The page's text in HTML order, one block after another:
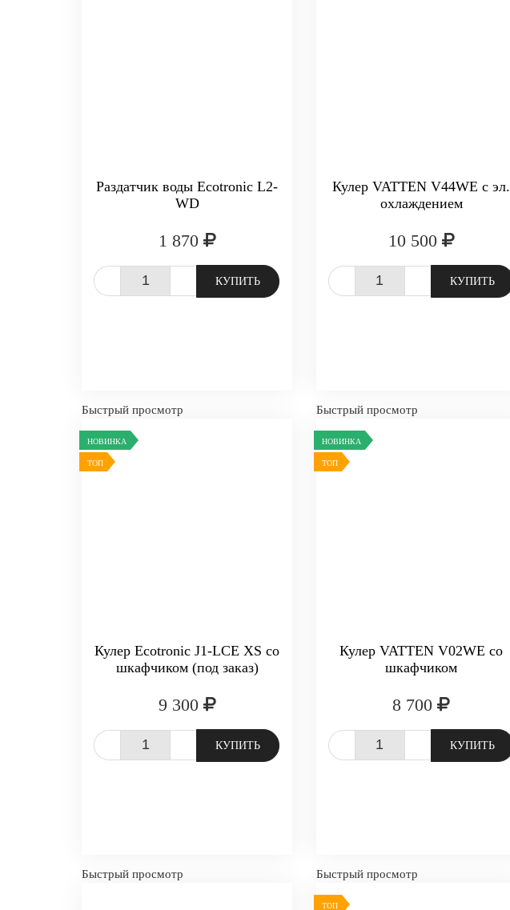
Раздатчик воды Ecotronic L2-
WD
1 870
КУПИТЬ
Кулер VATTEN V44WE с эл.
охлаждением
10 500
КУПИТЬ
Быстрый просмотр
НОВИНКА
ТОП
Кулер Ecotronic J1-LCE XS со
шкафчиком (под заказ)
9 300
КУПИТЬ
Быстрый просмотр
НОВИНКА
ТОП
Кулер VATTEN V02WE со
шкафчиком
8 700
КУПИТЬ
Быстрый просмотр Быстрый просмотр
ТОП